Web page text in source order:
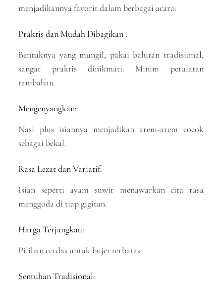
menjadikannya favorit dalam berbagai acara:
Praktis dan Mudah Dibagikan :
Bentuknya yang mungil, pakai balutan tradisional,
sangat praktis dinikmati. Minim peralatan
tambahan.
Mengenyangkan:
Nasi plus isiannya menjadikan arem-arem cocok
sebagai bekal.
Rasa Lezat dan Variatif:
Isian seperti ayam suwir menawarkan cita rasa
menggoda di tiap gigitan.
Harga Terjangkau:
Pilihan cerdas untuk bujet terbatas.
Sentuhan Tradisional: